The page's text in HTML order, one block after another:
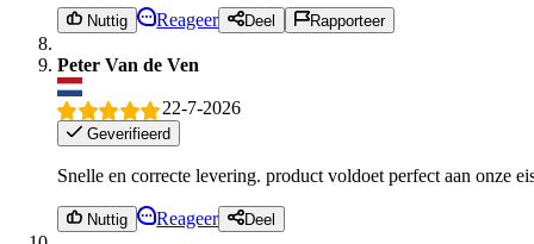
Nuttig Reageer Deel Rapporteer
Peter Van de Ven
22-7-2026
Geverifieerd
Snelle en correcte levering. product voldoet perfect aan onze
Nuttig Reageer Deel